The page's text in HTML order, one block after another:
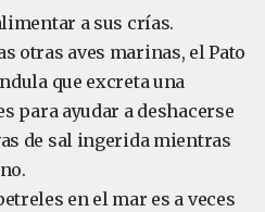
a sus crías.
otras aves marinas, el Pato
que excreta una
para ayudar a deshacerse
de sal ingerida mientras
en el mar es a veces